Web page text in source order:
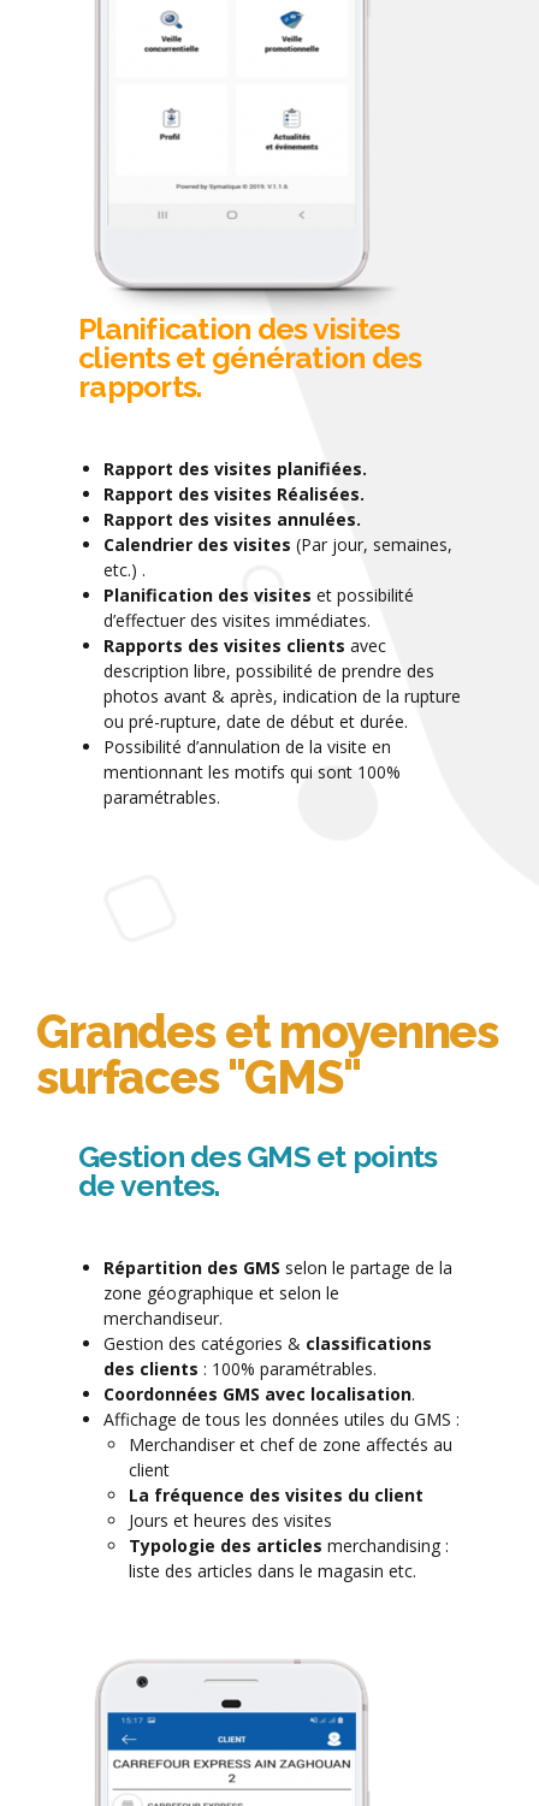
Planification des visites
clients et génération des
rapports.
Rapport des visites planifiées.
Rapport des visites Réalisées.
Rapport des visites annulées.
Calendrier des visites (Par jour, semaines,
etc.) .
Planification des visites et possibilité
d’effectuer des visites immédiates.
Rapports des visites clients avec
description libre, possibilité de prendre des
photos avant & après, indication de la rupture
ou pré-rupture, date de début et durée.
Possibilité d’annulation de la visite en
mentionnant les motifs qui sont 100%
paramétrables.
Grandes et moyennes
surfaces "GMS"
Gestion des GMS et points
de ventes.
Répartition des GMS selon le partage de la
zone géographique et selon le
merchandiseur.
Gestion des catégories & classifications
des clients : 100% paramétrables.
Coordonnées GMS avec localisation.
Affichage de tous les données utiles du GMS :
Merchandiser et chef de zone affectés au
client
La fréquence des visites du client
Jours et heures des visites
Typologie des articles merchandising :
liste des articles dans le magasin etc.